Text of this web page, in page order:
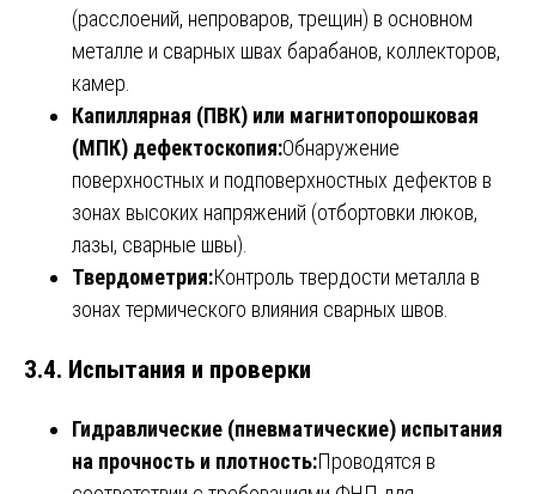
(расслоений, непроваров, трещин) в основном
металле и сварных швах барабанов, коллекторов,
камер.
Капиллярная (ПВК) или магнитопорошковая
(МПК) дефектоскопия:Обнаружение
поверхностных и подповерхностных дефектов в
зонах высоких напряжений (отбортовки люков,
лазы, сварные швы).
Твердометрия:Контроль твердости металла в
зонах термического влияния сварных швов.
3.4. Испытания и проверки
Гидравлические (пневматические) испытания
на прочность и плотность:Проводятся в